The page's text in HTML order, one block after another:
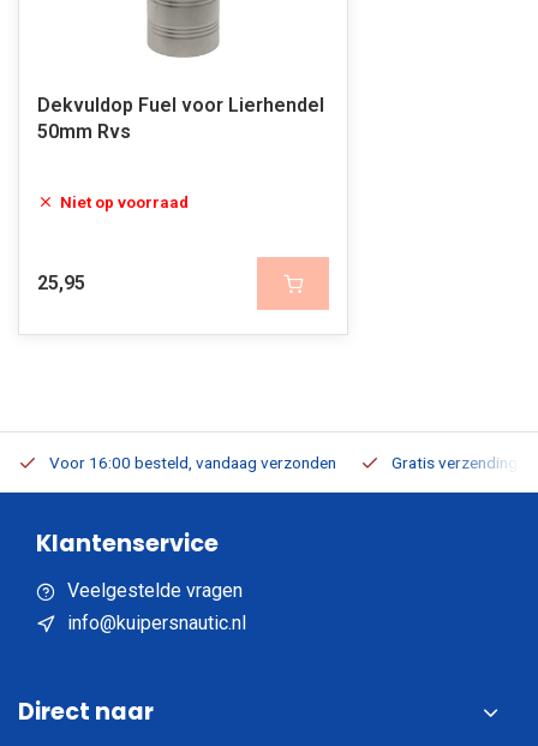
Dekvuldop Fuel voor Lierhendel
50mm Rvs
Niet op voorraad
25,95
Voor 16:00 besteld, vandaag verzonden Gratis verzending
Klantenservice
Veelgestelde vragen
info@kuipersnautic.nl
Direct naar